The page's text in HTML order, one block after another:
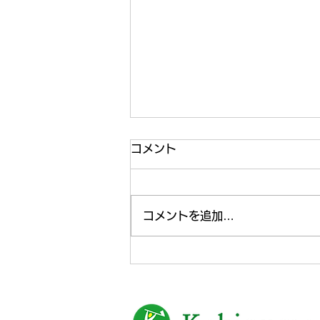
オリジナルかけ紙無料キャン
コメント
コメントを追加…